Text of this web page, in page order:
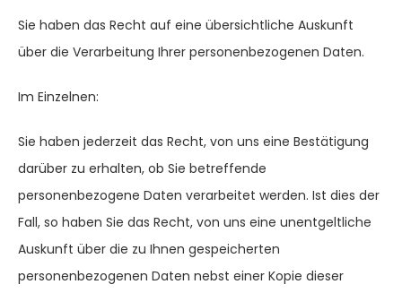
Sie haben das Recht auf eine übersichtliche Auskunft
über die Verarbeitung Ihrer personenbezogenen Daten.
Im Einzelnen:
Sie haben jederzeit das Recht, von uns eine Bestätigung
darüber zu erhalten, ob Sie betreffende
personenbezogene Daten verarbeitet werden. Ist dies der
Fall, so haben Sie das Recht, von uns eine unentgeltliche
Auskunft über die zu Ihnen gespeicherten
personenbezogenen Daten nebst einer Kopie dieser